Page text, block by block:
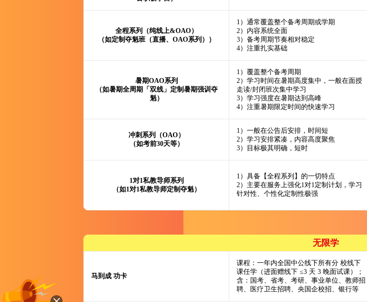
全程系列（纯线上&OAO）
（如定制夺魁班（直播、OAO系列））
1）通常覆盖整个备考周期或学期
2）内容系统全面
3）备考周期节奏相对稳定
4）注重扎实基础
暑期OAO系列
（如暑期全周期「双线」定制暑期强训夺
魁）
1）覆盖整个备考周期
2）学习时间在暑期高度集中，一般在面授
走读/封闭班次集中学习
3）学习强度在暑期达到高峰
4）注重暑期限定时间的快速学习
冲刺系列（OAO）
（如考前30天等）
1）一般在公告后安排，时间短
2）学习安排紧凑，内容高度聚焦
3）目标极其明确，短时
1对1私教导师系列
（如1对1私教导师定制夺魁）
1）具备【全程系列】的一切特点
2）主要在服务上强化1对1定制计划，学习
针对性、个性化定制性极强
无限学
马到成 功卡
课程：一年内全国中公线下所有分 校线下
课任学（进面赠线下 ≤3 天 3 晚面试课）；
含：国考、省考、考研、事业单位、教师招
聘、医疗卫生招聘、央国企校招、银行等